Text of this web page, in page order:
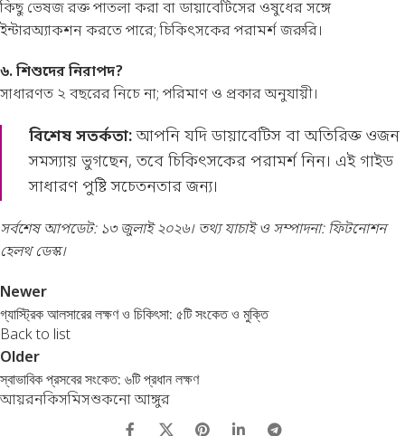
কিছু ভেষজ রক্ত পাতলা করা বা ডায়াবেটিসের ওষুধের সঙ্গে
ইন্টারঅ্যাকশন করতে পারে; চিকিৎসকের পরামর্শ জরুরি।
৬. শিশুদের নিরাপদ?
সাধারণত ২ বছরের নিচে না; পরিমাণ ও প্রকার অনুযায়ী।
বিশেষ সতর্কতা:আপনি যদি ডায়াবেটিস বা অতিরিক্ত ওজন
সমস্যায় ভুগছেন, তবে চিকিৎসকের পরামর্শ নিন। এই গাইড
সাধারণ পুষ্টি সচেতনতার জন্য।
সর্বশেষ আপডেট: ১৩ জুলাই ২০২৬। তথ্য যাচাই ও সম্পাদনা: ফিটনোশন
হেলথ ডেস্ক।
Newer
গ্যাস্ট্রিক আলসারের লক্ষণ ও চিকিৎসা: ৫টি সংকেত ও মুক্তি
Back to list
Older
স্বাভাবিক প্রসবের সংকেত: ৬টি প্রধান লক্ষণ
আয়রনকিসমিসশুকনো আঙ্গুর